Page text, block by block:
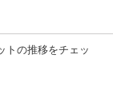
トの推移をチェッ